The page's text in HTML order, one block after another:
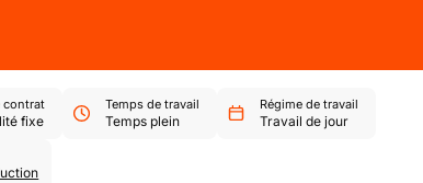
contrat
fixe
Temps de travail
Temps plein
Régime de travail
Travail de jour